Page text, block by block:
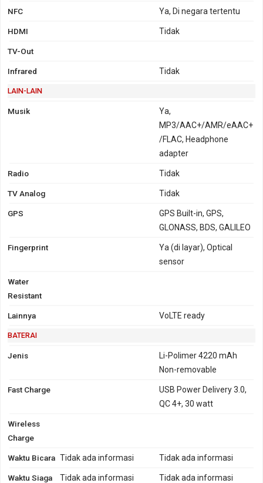
NFC Ya, Di negara tertentu
HDMI Tidak
TV-Out
Infrared Tidak
LAIN-LAIN
Musik
Ya,
MP3/AAC+/AMR/eAAC+
/FLAC, Headphone
adapter
Radio Tidak
TV Analog Tidak
GPS
GPS Built-in, GPS,
GLONASS, BDS, GALILEO
Fingerprint
Ya (di layar), Optical
sensor
Water
Resistant
Lainnya VoLTE ready
BATERAI
Jenis
Li-Polimer 4220 mAh
Non-removable
Fast Charge
USB Power Delivery 3.0,
QC 4+, 30 watt
Wireless
Charge
Waktu Bicara Tidak ada informasi Tidak ada informasi
Waktu Siaga Tidak ada informasi Tidak ada informasi